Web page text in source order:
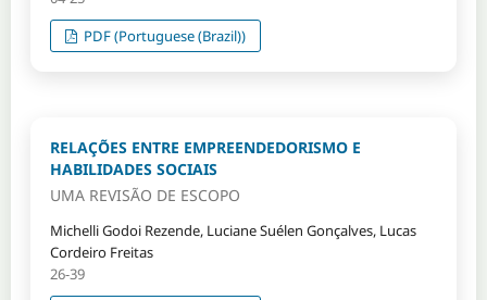
PDF (Portuguese (Brazil))
RELAÇÕES ENTRE EMPREENDEDORISMO E
HABILIDADES SOCIAIS
UMA REVISÃO DE ESCOPO
Michelli Godoi Rezende, Luciane Suélen Gonçalves, Lucas
Cordeiro Freitas
26-39